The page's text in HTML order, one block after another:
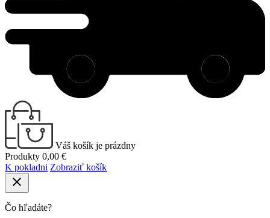
Váš košík je prázdny
Produkty 0,00 €
K pokladni Zobraziť košík
close
Čo hľadáte?